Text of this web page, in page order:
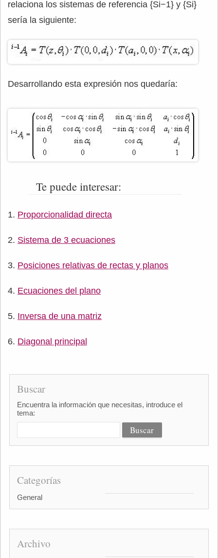
relaciona los sistemas de referencia {Si−1} y {Si}
sería la siguiente:
Desarrollando esta expresión nos quedaría:
Te puede interesar:
Proporcionalidad directa
Sistema de 3 ecuaciones
Posiciones relativas de rectas y planos
Ecuaciones del plano
Inversa de una matriz
Diagonal principal
Buscar
Encuentra la información que necesitas, introduce el
tema:
Categorías
General
Archivo